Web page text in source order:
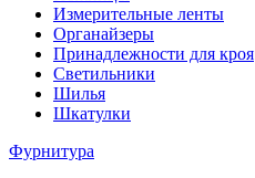
Измерительные ленты
Органайзеры
Принадлежности для кроя
Светильники
Шилья
Шкатулки
Фурнитура